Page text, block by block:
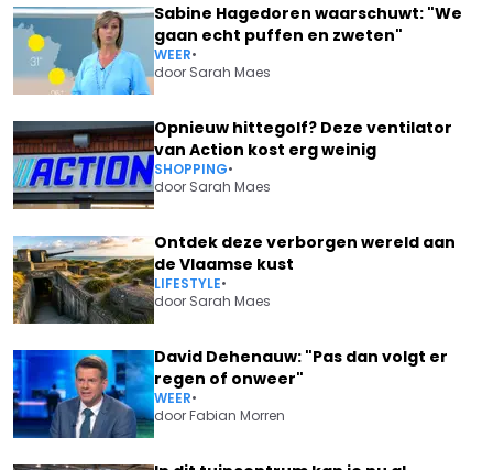
Sabine Hagedoren waarschuwt: "We
gaan echt puffen en zweten"
WEER•
door Sarah Maes
Opnieuw hittegolf? Deze ventilator
van Action kost erg weinig
SHOPPING•
door Sarah Maes
Ontdek deze verborgen wereld aan
de Vlaamse kust
LIFESTYLE•
door Sarah Maes
David Dehenauw: "Pas dan volgt er
regen of onweer"
WEER•
doorFabian Morren